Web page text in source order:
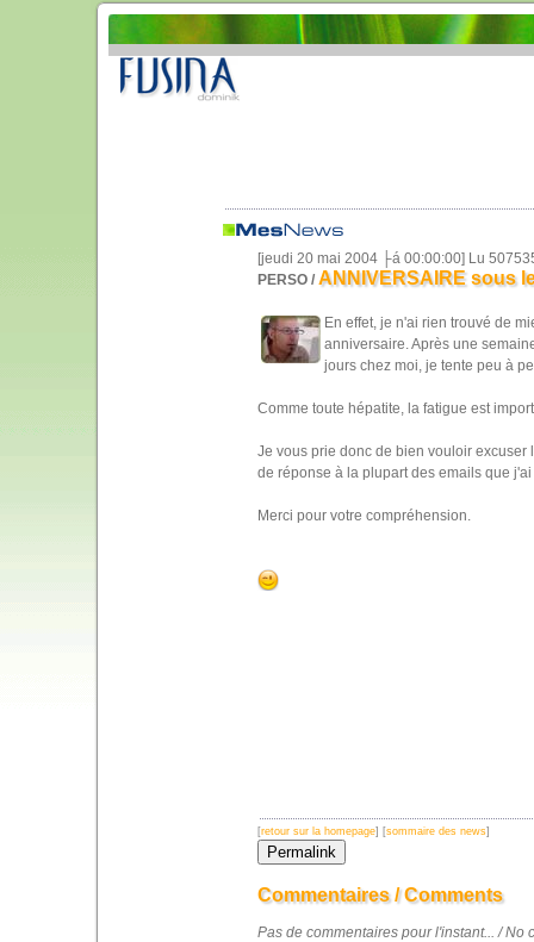
[jeudi 20 mai 2004 ├á 00:00:00] Lu
PERSO / ANNIVERSAIRE sous
En effet, je n'ai rien trouvé de
anniversaire. Après une
jours chez moi, je tente peu à
Comme toute hépatite, la fatigue est
Je vous prie donc de bien vouloir
de réponse à la plupart des emails que
Merci pour votre compréhension.
[retour sur la homepage] [sommaire des news]
Commentaires / Comments
Pas de commentaires pour l'instant... / No